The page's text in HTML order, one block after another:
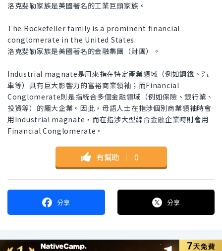
洛克斐勒家族是美國著名的工業巨頭家族。
The Rockefeller family is a prominent financial
conglomerate in the United States.
洛克斐勒家族是美國著名的金融集團（財團）。
Industrial magnate是用來指在特定產業領域（例如鋼鐵、汽
車等）具有巨大影響力的富裕商業領袖；而Financial
Conglomerate則是指統合多個金融領域（例如保險、銀行業、
投資等）的龐大企業。因此，母語人士在指涉個別商業領袖時會
用Industrial magnate，而在指涉大型綜合金融企業時則會用
Financial Conglomerate。
有幫助 ｜ 0
分享 分享